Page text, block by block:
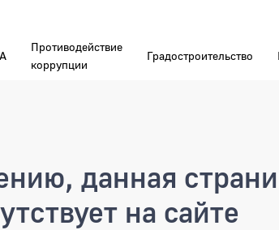
Противодействие
коррупции
Градостроительство
данная
на сайте